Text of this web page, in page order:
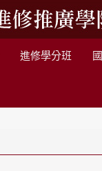
進修學分班